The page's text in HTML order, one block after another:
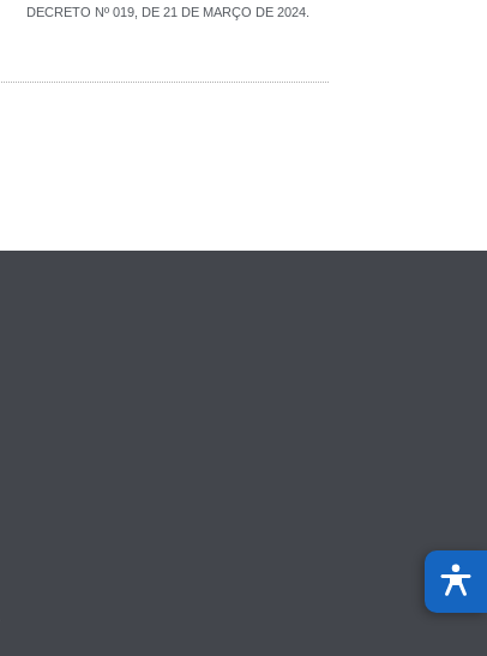
DECRETO Nº 019, DE 21 DE MARÇO DE 2024.